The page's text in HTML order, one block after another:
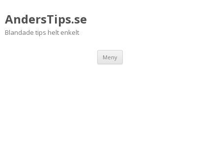
AndersTips.se
Blandade tips helt enkelt
Meny